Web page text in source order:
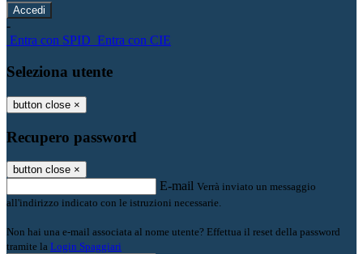
-
Entra con SPID Entra con CIE
Seleziona utente
button close ×
Recupero password
button close ×
E-mail Verrà inviato un messaggio
all'indirizzo indicato con le istruzioni necessarie.
Non hai una e-mail associata al nome utente? Effettua il reset della password
tramite la Login Spaggiari